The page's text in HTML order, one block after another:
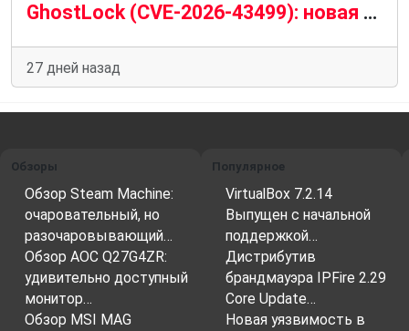
GhostLock (CVE-2026-43499): новая опасная уязвимость ядра Linux и риск локального получения root-доступа
27 дней назад
Обзоры
Обзор Steam Machine:
очаровательный, но
разочаровывающий…
Обзор AOC Q27G4ZR:
удивительно доступный
монитор…
Обзор MSI MAG
Популярное
VirtualBox 7.2.14
Выпущен с начальной
поддержкой…
Дистрибутив
брандмауэра IPFire 2.29
Core Update…
Новая уязвимость в